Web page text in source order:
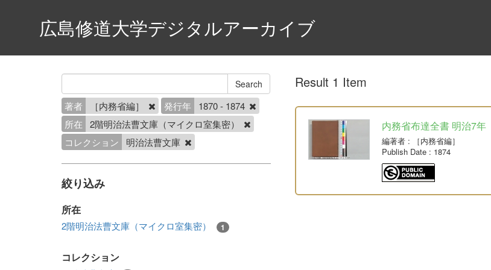
広島修道大学デジタルアーカイブ
著者 ［内務省編］ 発行年
1870 - 1874
所在
2階明治法曹文庫（マイクロ室集密）
コレクション
明治法曹文庫
絞り込み
所在
2階明治法曹文庫（マイクロ室集密） 1
コレクション
Result 1 Item
内務省布達全書 明治7年
編著者: ［内務省編］
Publish Date: 1874